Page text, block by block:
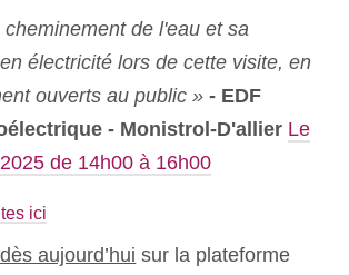
de l'eau et sa
électricité lors de cette visite, en
ouverts au public » - EDF
- Monistrol-D'allier Le
de 14h00 à 16h00
aujourd’hui sur la plateforme